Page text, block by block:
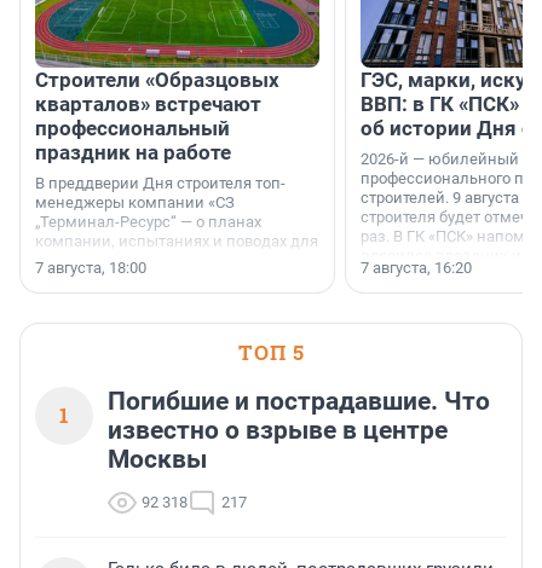
Строители «Образцовых
кварталов» встречают
профессиональный
праздник на работе
В преддверии Дня строителя топ-
менеджеры компании «СЗ
„Терминал-Ресурс“ — о планах
компании, испытаниях и поводах для
осторожного оптимизма.
7 августа, 18:00
ГЭС, марки,
ВВП: в ГК «ПСК»
об истории Дня
2026-й — юбилейный
профессионального
строителей. 9 августа
строителя будет
раз. В ГК «ПСК»
поменялась роль
7 августа, 16:20
ТОП 5
1
Погибшие и пострадавшие. Что
известно о взрыве в центре
Москвы
92 318 217